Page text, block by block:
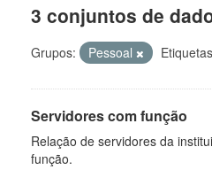
3 conjuntos de
Grupos: Pessoal
Servidores com função
Relação de servidores da
função.